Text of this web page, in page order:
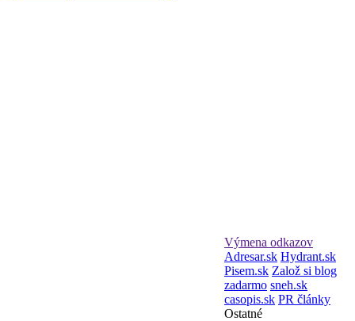
Výmena odkazov
Adresar.sk Hydrant.sk
Pisem.sk Založ si blog
zadarmo sneh.sk
casopis.sk PR články
Ostatné